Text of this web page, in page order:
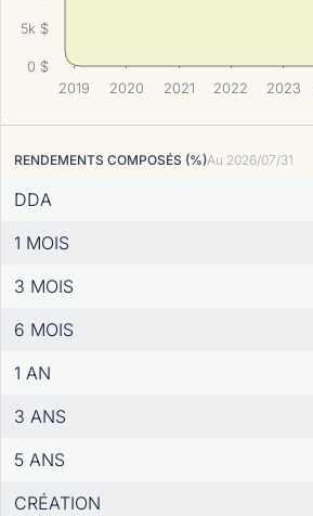
2019 2020 2021 2022 2023
0 $
5k $
RENDEMENTS COMPOSÉS (%)Au 2026/07/31
DDA
1 MOIS
3 MOIS
6 MOIS
1 AN
3 ANS
5 ANS
CRÉATION